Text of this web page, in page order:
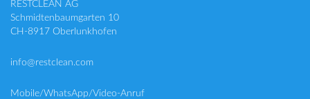
RESTCLEAN AG
Schmidtenbaumgarten 10
CH-8917 Oberlunkhofen
info@restclean.com
Mobile/WhatsApp/Video-Anruf